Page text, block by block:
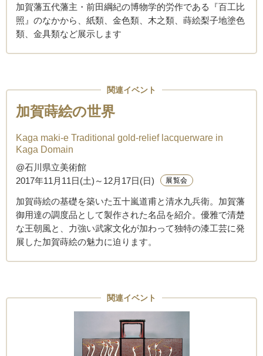
加賀藩五代藩主・前田綱紀の博物学的労作である『百工比
照』のなかから、紙類、金色類、木之類、蒔絵梨子地塗色
類、金具類など展示します
関連イベント
加賀蒔絵の世界
Kaga maki-e Traditional gold-relief lacquerware in
Kaga Domain
@石川県立美術館
2017年11月11日(土)～12月17日(日)
展覧会
加賀蒔絵の基礎を築いた五十嵐道甫と清水九兵衛。加賀藩
御用達の調度品として製作された名品を紹介。優雅で清楚
な王朝風と、力強い武家文化が加わって独特の漆工芸に発
展した加賀蒔絵の魅力に迫ります。
関連イベント